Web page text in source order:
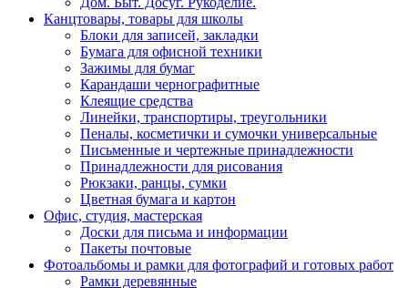
Канцтовары, товары для школы
Блоки для записей, закладки
Бумага для офисной техники
Зажимы для бумаг
Карандаши чернографитные
Клеящие средства
Линейки, транспортиры, треугольники
Пеналы, косметички и сумочки универсальные
Письменные и чертежные принадлежности
Принадлежности для рисования
Рюкзаки, ранцы, сумки
Цветная бумага и картон
Офис, студия, мастерская
Доски для письма и информации
Пакеты почтовые
Фотоальбомы и рамки для фотографий и готовых работ
Рамки деревянные